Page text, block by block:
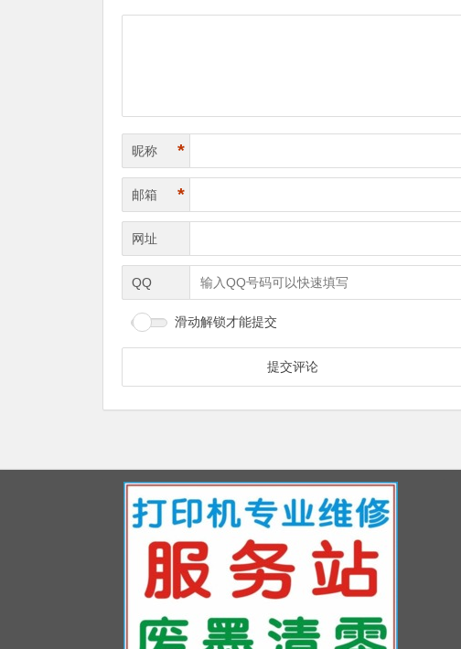
昵称 *
邮箱 *
网址
QQ
滑动解锁才能提交